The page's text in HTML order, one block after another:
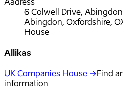
Aadress
6 Colwell Drive,
Abingdon, Oxfordshire,
House
Allikas
UK Companies House →Find
information